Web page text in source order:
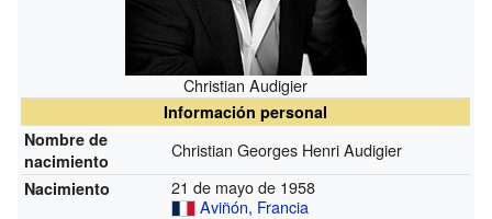
Christian Audigier
Información personal
Nombre de
nacimiento
Christian Georges Henri Audigier
Nacimiento
21 de mayo de 1958
Aviñón, Francia